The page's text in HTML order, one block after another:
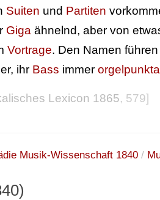
Suiten und Partiten
Giga ähnelnd, aber von
Vortrage. Den Namen
ihr Bass immer
Lexicon 1865, 579]
Musik-Wissenschaft 1840 /